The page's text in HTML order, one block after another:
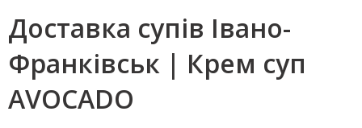
Доставка супів Івано-
Франківськ | Крем суп
AVOCADO